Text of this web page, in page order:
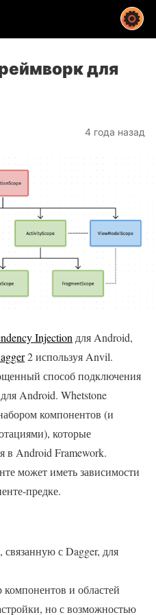
для
4 года назад
Injection для Android,
2 используя Anvil.
способ подключения
Android. Whetstone
компонентов (и
которые
в Android Framework.
может иметь зависимости
предке.
с Dagger, для
и областей
но с возможностью